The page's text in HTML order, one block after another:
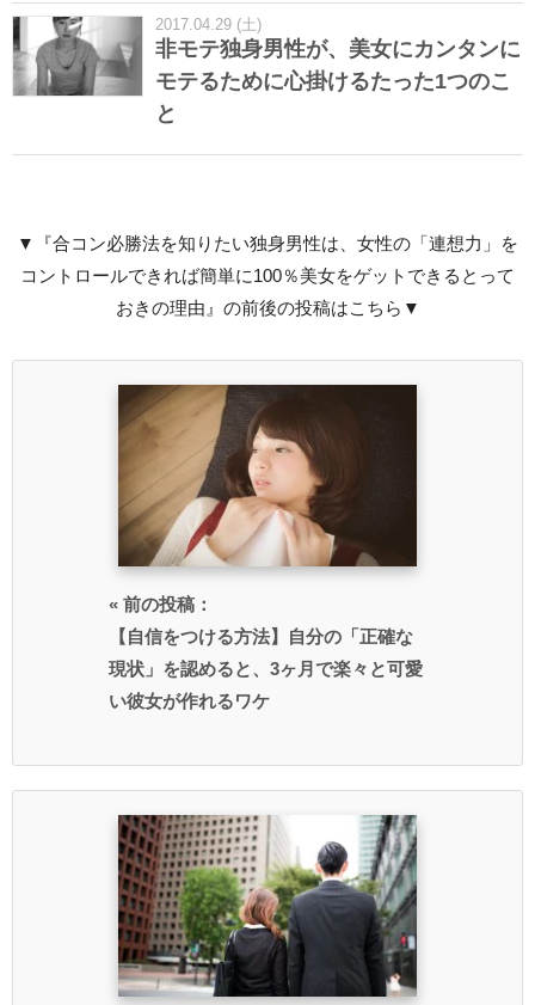
2017.04.29 (土)
非モテ独身男性が、美女にカンタンに
モテるために心掛けるたった1つのこ
と
▼『合コン必勝法を知りたい独身男性は、女性の「連想力」を
コントロールできれば簡単に100％美女をゲットできるとって
おきの理由』の前後の投稿はこちら▼
« 前の投稿：
【自信をつける方法】自分の「正確な
現状」を認めると、3ヶ月で楽々と可愛
い彼女が作れるワケ